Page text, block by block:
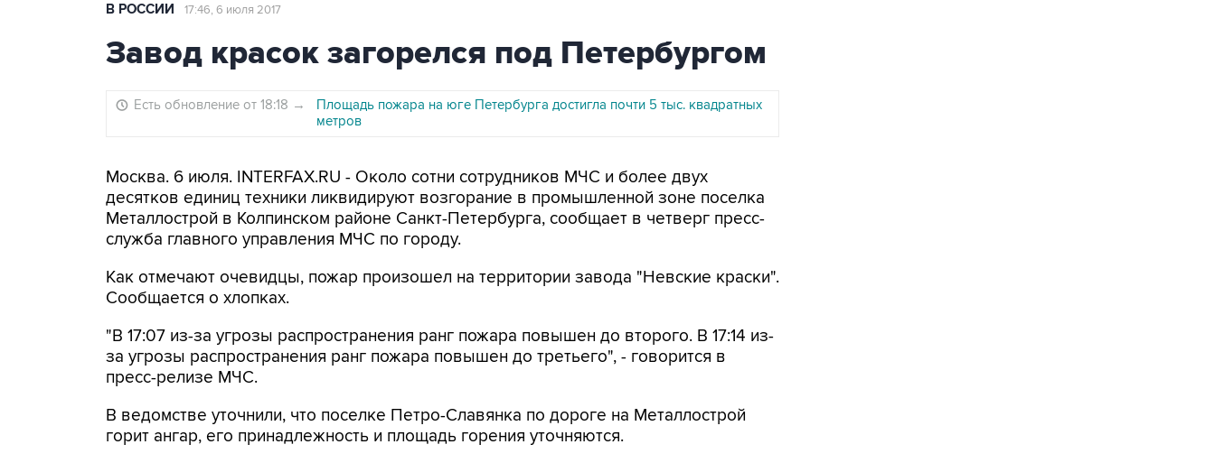
В РОССИИ 17:46, 6 июля 2017
Завод красок загорелся под Петербургом
Есть обновление от 18:18 →
Площадь пожара на юге Петербурга достигла почти 5 тыс. квадратных
метров
Москва. 6 июля. INTERFAX.RU - Около сотни сотрудников МЧС и более двух
десятков единиц техники ликвидируют возгорание в промышленной зоне поселка
Металлострой в Колпинском районе Санкт-Петербурга, сообщает в четверг пресс-
служба главного управления МЧС по городу.
Как отмечают очевидцы, пожар произошел на территории завода "Невские краски".
Сообщается о хлопках.
"В 17:07 из-за угрозы распространения ранг пожара повышен до второго. В 17:14 из-
за угрозы распространения ранг пожара повышен до третьего", - говорится в
пресс-релизе МЧС.
В ведомстве уточнили, что поселке Петро-Славянка по дороге на Металлострой
горит ангар, его принадлежность и площадь горения уточняются.